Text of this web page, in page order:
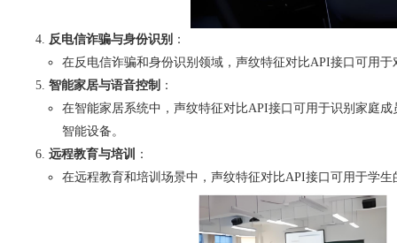
反电信诈骗与身份识别 ：
在反电信诈骗和身份识别领域，声纹特征对比API接口可用
智能家居与语音控制 ：
在智能家居系统中，声纹特征对比API接口可用于识别家庭
智能设备。
远程教育与培训
：
在远程教育和培训场景中，声纹特征对比API接口可用于学